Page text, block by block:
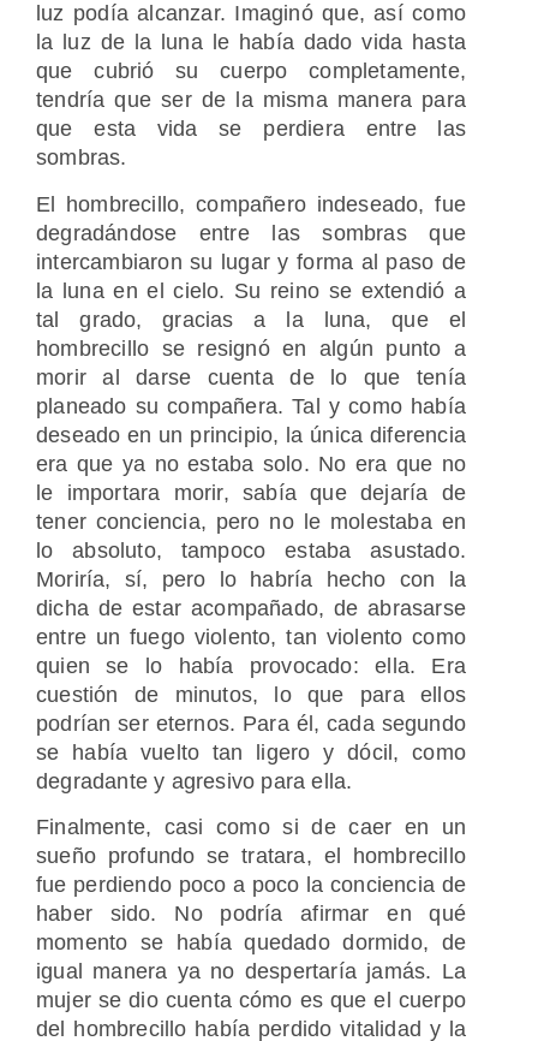
luz podía alcanzar. Imaginó que, así como
la luz de la luna le había dado vida hasta
que cubrió su cuerpo completamente,
tendría que ser de la misma manera para
que esta vida se perdiera entre las
sombras.
El hombrecillo, compañero indeseado, fue
degradándose entre las sombras que
intercambiaron su lugar y forma al paso de
la luna en el cielo. Su reino se extendió a
tal grado, gracias a la luna, que el
hombrecillo se resignó en algún punto a
morir al darse cuenta de lo que tenía
planeado su compañera. Tal y como había
deseado en un principio, la única diferencia
era que ya no estaba solo. No era que no
le importara morir, sabía que dejaría de
tener conciencia, pero no le molestaba en
lo absoluto, tampoco estaba asustado.
Moriría, sí, pero lo habría hecho con la
dicha de estar acompañado, de abrasarse
entre un fuego violento, tan violento como
quien se lo había provocado: ella. Era
cuestión de minutos, lo que para ellos
podrían ser eternos. Para él, cada segundo
se había vuelto tan ligero y dócil, como
degradante y agresivo para ella.
Finalmente, casi como si de caer en un
sueño profundo se tratara, el hombrecillo
fue perdiendo poco a poco la conciencia de
haber sido. No podría afirmar en qué
momento se había quedado dormido, de
igual manera ya no despertaría jamás. La
mujer se dio cuenta cómo es que el cuerpo
del hombrecillo había perdido vitalidad y la